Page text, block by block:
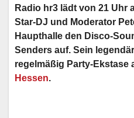
Radio hr3 lädt von 21 Uhr
Star-DJ und Moderator
Haupthalle den Disco-
Senders auf. Sein
regelmäßig Party-Ekstase
Hessen.